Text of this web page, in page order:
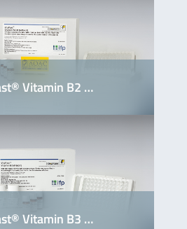
Vitamin B2 …
Vitamin B3 …